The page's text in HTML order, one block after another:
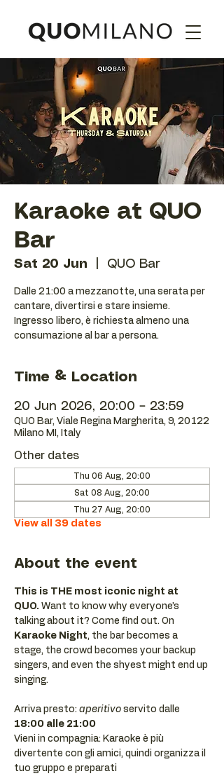
Karaoke at QUO
Bar
Sat 20 Jun QUO Bar
Dalle 21:00 a mezzanotte, una serata per
cantare, divertirsi e stare insieme.
Ingresso libero, è richiesta almeno una
consumazione al bar a persona.
Time & Location
20 Jun 2026, 20:00 – 23:59
QUO Bar, Viale Regina Margherita, 9, 20122
Milano MI, Italy
Other dates
Thu 06 Aug, 20:00
Sat 08 Aug, 20:00
Thu 27 Aug, 20:00
View all 39 dates
About the event
This is THE most iconic night at
QUO. Want to know why everyone’s
talking about it? Come find out. On
Karaoke Night, the bar becomes a
stage, the crowd becomes your backup
singers, and even the shyest might end up
singing.
Arriva presto: aperitivo servito dalle
18:00 alle 21:00
Vieni in compagnia: Karaoke è più
divertente con gli amici, quindi organizza il
tuo gruppo e preparati